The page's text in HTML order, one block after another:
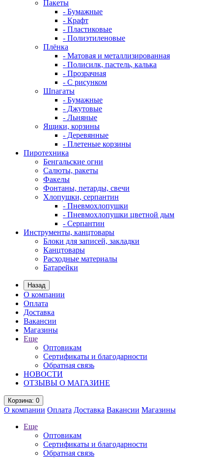
Пакеты
- Бумажные
- Крафт
- Пластиковые
- Полиэтиленовые
Плёнка
- Матовая и металлизированная
- Полисилк, пастель, калька
- Прозрачная
- С рисунком
Шпагаты
- Бумажные
- Джутовые
- Льняные
Ящики, корзины
- Деревянные
- Плетеные корзины
Пиротехника
Бенгальские огни
Салюты, ракеты
Факелы
Фонтаны, петарды, свечи
Хлопушки, серпантин
- Пневмохлопушки
- Пневмохлопушки цветной дым
- Серпантин
Инструменты, канцтовары
Блоки для записей, закладки
Канцтовары
Расходные материалы
Батарейки
Назад
О компании
Оплата
Доставка
Вакансии
Магазины
Еще
Оптовикам
Сертификаты и благодарности
Обратная связь
НОВОСТИ
ОТЗЫВЫ О МАГАЗИНЕ
Корзина: 0
О компании Оплата Доставка Вакансии Магазины
Еще
Оптовикам
Сертификаты и благодарности
Обратная связь